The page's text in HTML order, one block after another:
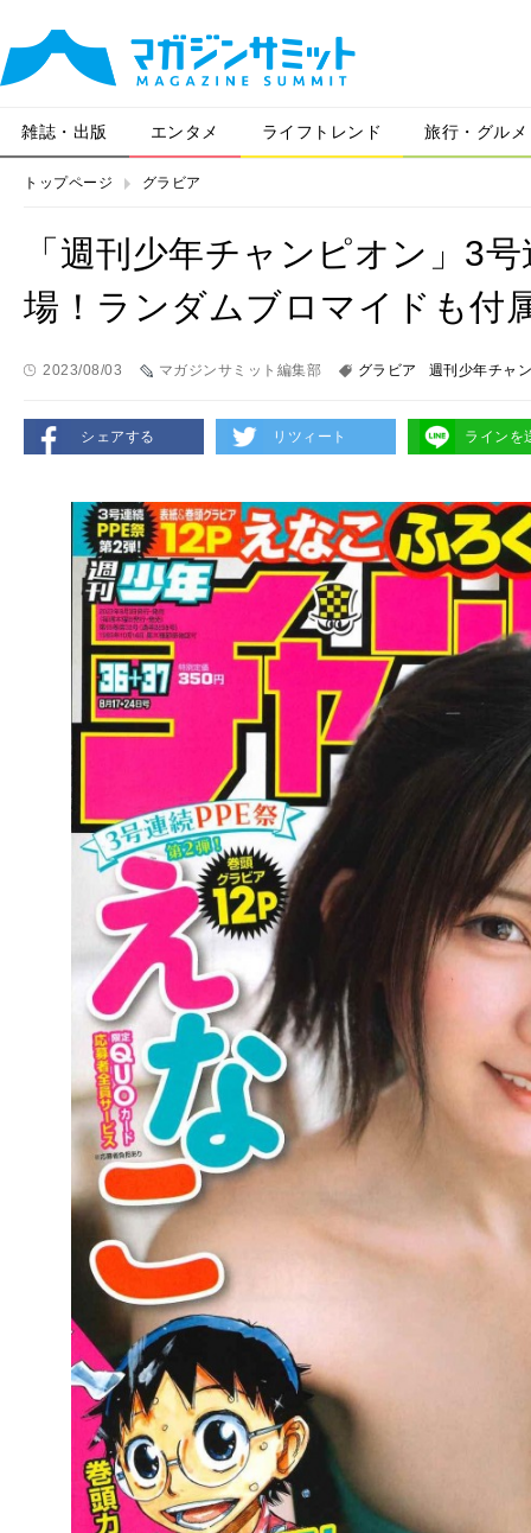
雑誌・出版 エンタメ ライフトレンド 旅行・グルメ
トップページ グラビア
「週刊少年チャンピオン」3
場！ランダムブロマイドも付
2023/08/03 マガジンサミット編集部 グラビア 週刊少年チャ
シェアする リツィート ラインを